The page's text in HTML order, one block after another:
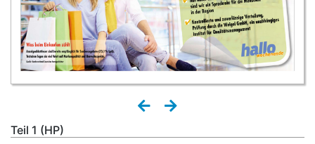
Teil 1 (HP)